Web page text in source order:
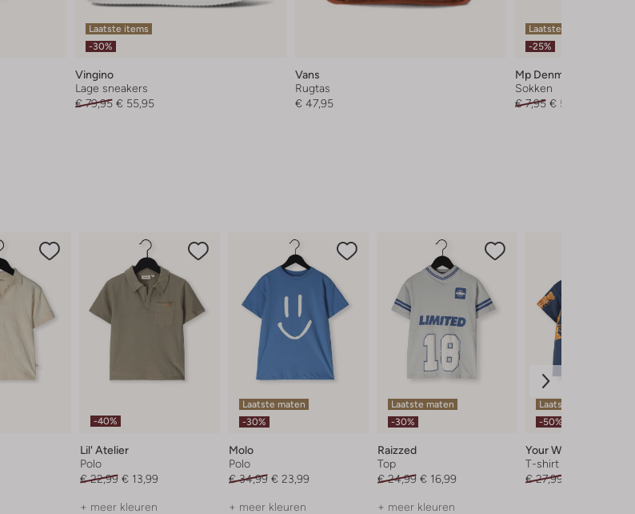
Laatste items
-30%
Vingino
Lage sneakers
€ 79,95 € 55,95
Vans
Rugtas
€ 47,95
Laatste items
-25%
Mp Denmark
Sokken
€ 7,95 € 5,95
-40%
Lil' Atelier
Polo
€ 22,99 € 13,99
+ meer kleuren
Laatste maten
-30%
Molo
Polo
€ 34,99 € 23,99
+ meer kleuren
Laatste maten
-30%
Raizzed
Top
€ 24,99 € 16,99
+ meer kleuren
Laatste items
-50%
Your Wishes
T-shirt
€ 27,99